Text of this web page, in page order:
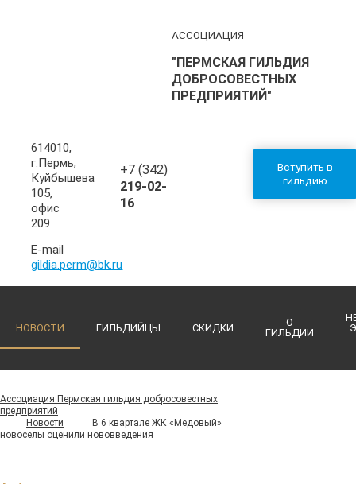
АССОЦИАЦИЯ
"ПЕРМСКАЯ ГИЛЬДИЯ
ДОБРОСОВЕСТНЫХ
ПРЕДПРИЯТИЙ"
Вступить в
гильдию
614010,
г.Пермь,
Куйбышева
105,
офис
209
+7 (342)
219-02-
16
E-mail
gildia.perm@bk.ru
НОВОСТИ ГИЛЬДИЙЦЫ СКИДКИ
О
ГИЛЬДИИ
Ассоциация Пермская гильдия добросовестных
предприятий
Новости
В 6 квартале ЖК «Медовый»
новоселы оценили нововведения